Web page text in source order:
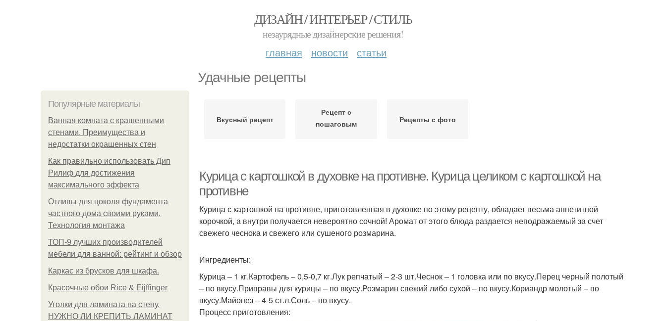
ДИЗАЙН / ИНТЕРЬЕР / СТИЛЬ
незаурядные дизайнерские решения!
главная новости статьи
Удачные рецепты
Популярные материалы
Ванная комната с крашенными
стенами. Преимущества и
недостатки окрашенных стен
Как правильно использовать Дип
Рилиф для достижения
максимального эффекта
Отливы для цоколя фундамента
частного дома своими руками.
Технология монтажа
ТОП-9 лучших производителей
мебели для ванной: рейтинг и обзор
Каркас из брусков для шкафа.
Красочные обои Rice & Eijffinger
Уголки для ламината на стену.
НУЖНО ЛИ КРЕПИТЬ ЛАМИНАТ
Вкусный рецепт
Рецепт с
пошаговым
Рецепты с фото
Курица с картошкой в духовке на противне. Курица целиком с картошкой на
противне
Курица с картошкой на противне, приготовленная в духовке по этому рецепту, обладает весьма аппетитной
корочкой, а внутри получается невероятно сочной! Аромат от этого блюда раздается неподражаемый за счет
свежего чеснока и свежего или сушеного розмарина.
Ингредиенты:
Курица – 1 кг.Картофель – 0,5-0,7 кг.Лук репчатый – 2-3 шт.Чеснок – 1 головка или по вкусу.Перец черный полотый
– по вкусу.Приправы для курицы – по вкусу.Розмарин свежий либо сухой – по вкусу.Кориандр молотый – по
вкусу.Майонез – 4-5 ст.л.Соль – по вкусу.
Процесс приготовления: